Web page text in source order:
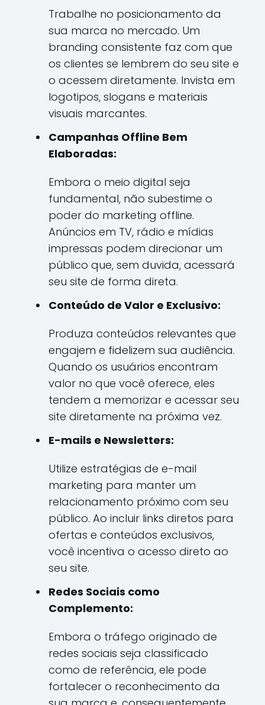
Trabalhe no posicionamento da
sua marca no mercado. Um
branding consistente faz com que
os clientes se lembrem do seu site e
o acessem diretamente. Invista em
logotipos, slogans e materiais
visuais marcantes.
Campanhas Offline Bem
Elaboradas:
Embora o meio digital seja
fundamental, não subestime o
poder do marketing offline.
Anúncios em TV, rádio e mídias
impressas podem direcionar um
público que, sem duvida, acessará
seu site de forma direta.
Conteúdo de Valor e Exclusivo:
Produza conteúdos relevantes que
engajem e fidelizem sua audiência.
Quando os usuários encontram
valor no que você oferece, eles
tendem a memorizar e acessar seu
site diretamente na próxima vez.
E-mails e Newsletters:
Utilize estratégias de e-mail
marketing para manter um
relacionamento próximo com seu
público. Ao incluir links diretos para
ofertas e conteúdos exclusivos,
você incentiva o acesso direto ao
seu site.
Redes Sociais como
Complemento:
Embora o tráfego originado de
redes sociais seja classificado
como de referência, ele pode
fortalecer o reconhecimento da